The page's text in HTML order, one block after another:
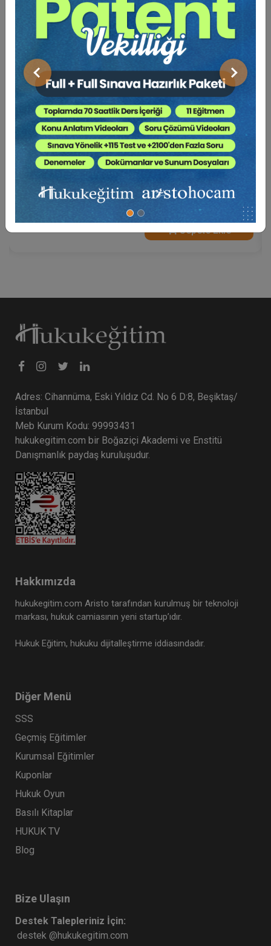
Önceki Sonraki
Hukuk Eğitim
Bilirkişilik Başvuru Rehberi
0 TL Sepete Ekle
Adres: Cihannüma, Eski Yıldız Cd. No 6 D:8, Beşiktaş/
İstanbul
Meb Kurum Kodu: 99993431
hukukegitim.com bir Boğaziçi Akademi ve Enstitü
Danışmanlık paydaş kuruluşudur.
Hakkımızda
hukukegitim.com Aristo tarafından kurulmuş bir teknoloji
markası, hukuk camiasının yeni startup’ıdır.
Hukuk Eğitim, hukuku dijitalleştirme iddiasındadır.
Diğer Menü
SSS
Geçmiş Eğitimler
Kurumsal Eğitimler
Kuponlar
Hukuk Oyun
Basılı Kitaplar
HUKUK TV
Blog
Bize Ulaşın
Destek Talepleriniz İçin:
destek @hukukegitim.com